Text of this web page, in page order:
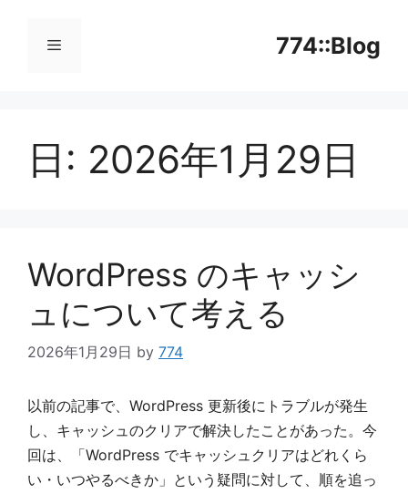
774::Blog
ニ
ー
日: 2026年1月29日
WordPress のキャッシ
ュについて考える
2026年1月29日 by 774
以前の記事で、WordPress 更新後にトラブルが発生
し、キャッシュのクリアで解決したことがあった。今
回は、「WordPress でキャッシュクリアはどれくら
い・いつやるべきか」という疑問に対して、順を追っ